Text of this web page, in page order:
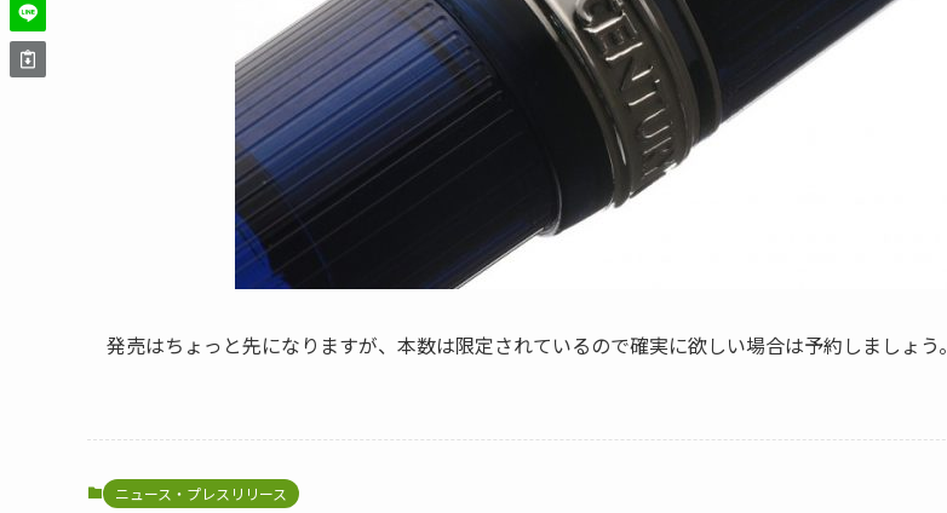
発売はちょっと先になりますが、本数は限定されているので確実に欲しい場合は予約しましょう。
ニュース・プレスリリース